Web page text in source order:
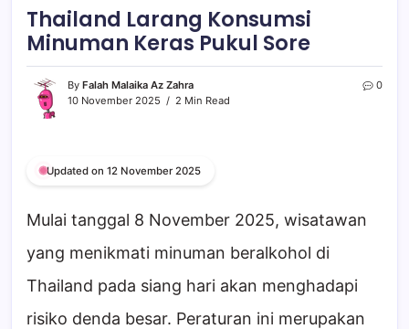
Thailand Larang Konsumsi
Minuman Keras Pukul Sore
By Falah Malaika Az Zahra
10 November 2025
2 Min Read
0
Updated on 12 November 2025
Mulai tanggal 8 November 2025, wisatawan
yang menikmati minuman beralkohol di
Thailand pada siang hari akan menghadapi
risiko denda besar. Peraturan ini merupakan